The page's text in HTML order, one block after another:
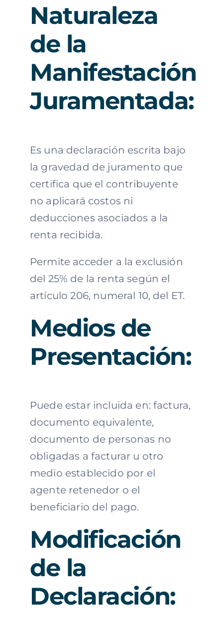
Naturaleza
de la
Manifestación
Juramentada:
Es una declaración escrita bajo
la gravedad de juramento que
certifica que el contribuyente
no aplicará costos ni
deducciones asociados a la
renta recibida.
Permite acceder a la exclusión
del 25% de la renta según el
artículo 206, numeral 10, del ET.
Medios de
Presentación:
Puede estar incluida en: factura,
documento equivalente,
documento de personas no
obligadas a facturar u otro
medio establecido por el
agente retenedor o el
beneficiario del pago.
Modificación
de la
Declaración: